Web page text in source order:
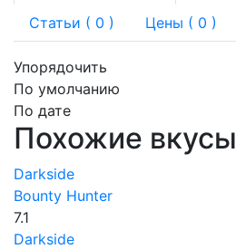
Статьи ( 0 ) Цены ( 0 )
Упорядочить
По умолчанию
По дате
Похожие вкусы
Darkside
Bounty Hunter
7.1
Darkside